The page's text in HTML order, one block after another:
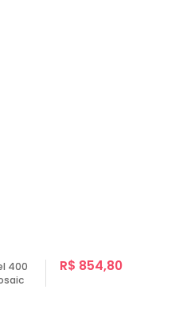
400
R$ 854,80